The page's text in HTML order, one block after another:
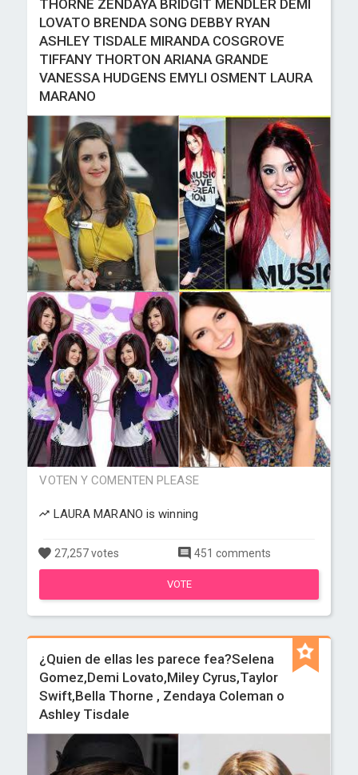
THORNE ZENDAYA BRIDGIT MENDLER DEMI
LOVATO BRENDA SONG DEBBY RYAN
ASHLEY TISDALE MIRANDA COSGROVE
TIFFANY THORTON ARIANA GRANDE
VANESSA HUDGENS EMYLI OSMENT LAURA
MARANO
VOTEN Y COMENTEN PLEASE
LAURA MARANO is winning
27,257 votes 451 comments
VOTE
¿Quien de ellas les parece fea?Selena
Gomez,Demi Lovato,Miley Cyrus,Taylor
Swift,Bella Thorne , Zendaya Coleman o
Ashley Tisdale